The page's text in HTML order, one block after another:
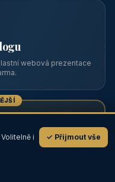
webová prezentace
zlatý odznak a
💬
i
✓ Přijmout vše